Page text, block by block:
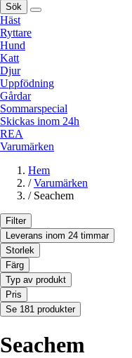
Sök
Häst
Ryttare
Hund
Katt
Djur
Uppfödning
Gårdar
Sommarspecial
Skickas inom 24h
REA
Varumärken
Hem
/ Varumärken
/ Seachem
Filter
Leverans inom 24 timmar
Storlek
Färg
Typ av produkt
Pris
Se 181 produkter
Seachem